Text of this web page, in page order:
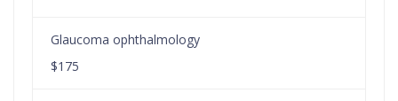
Glaucoma ophthalmology
$175